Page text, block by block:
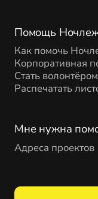
Помощь
Как помочь
Корпоративная
Стать волонтёром
Распечатать
Мне нужна
Адреса проектов